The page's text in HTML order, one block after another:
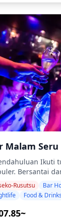
inginkan di
semua
ketenangan
ramah, bahkan
tidak
kecil
dan otentik ◆Termasuk ・
total ・
dan
— seperti
bersama dengan
dan pengantaran
・Tip ・Biaya
makanan
biaya tur ・
untuk tur
anak harus
・Alkohol
berusia 20
disiapkan
Malam
Ikuti tur ke 2–3 izakaya lokal
Bersantai
khas
uang tunai,
Mari berbagi
area yang Anda sukai:
Rusutsu Bar
Food & Drinks